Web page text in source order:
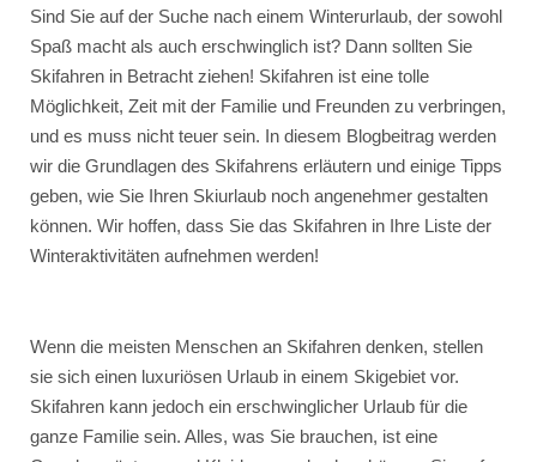
Sind Sie auf der Suche nach einem Winterurlaub, der sowohl
Spaß macht als auch erschwinglich ist? Dann sollten Sie
Skifahren in Betracht ziehen! Skifahren ist eine tolle
Möglichkeit, Zeit mit der Familie und Freunden zu verbringen,
und es muss nicht teuer sein. In diesem Blogbeitrag werden
wir die Grundlagen des Skifahrens erläutern und einige Tipps
geben, wie Sie Ihren Skiurlaub noch angenehmer gestalten
können. Wir hoffen, dass Sie das Skifahren in Ihre Liste der
Winteraktivitäten aufnehmen werden!
Wenn die meisten Menschen an Skifahren denken, stellen
sie sich einen luxuriösen Urlaub in einem Skigebiet vor.
Skifahren kann jedoch ein erschwinglicher Urlaub für die
ganze Familie sein. Alles, was Sie brauchen, ist eine